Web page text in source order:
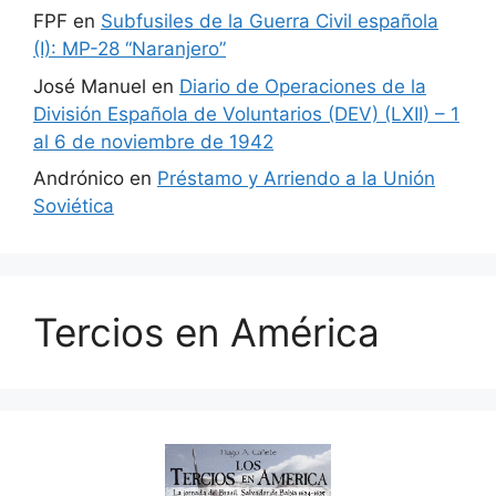
FPF en Subfusiles de la Guerra Civil española
(I): MP-28 “Naranjero”
José Manuel en Diario de Operaciones de la
División Española de Voluntarios (DEV) (LXII) – 1
al 6 de noviembre de 1942
Andrónico en Préstamo y Arriendo a la Unión
Soviética
Tercios en América